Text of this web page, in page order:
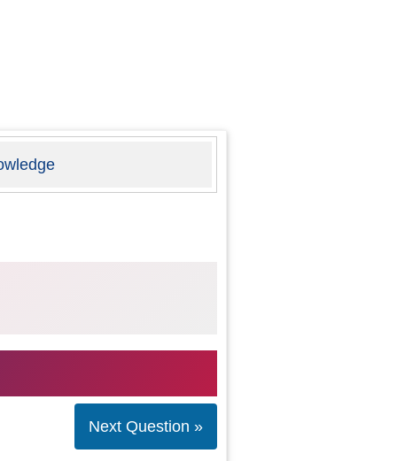
Next Question »